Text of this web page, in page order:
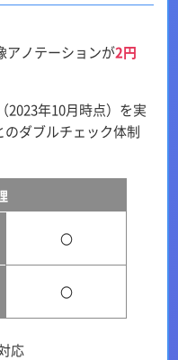
アノテーションが2円
（2023年10月時点）を実
ダブルチェック体制
〇
〇
応